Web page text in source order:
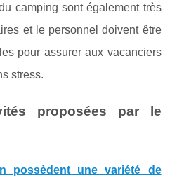
camping sont également très
et le personnel doivent être
pour assurer aux vacanciers
stress.
proposées par le
possèdent une variété de